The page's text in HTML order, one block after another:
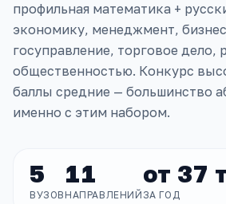
профильная математика +
экономику, менеджмент,
госуправление, торговое дело,
общественностью. Конкурс
баллы средние — большинство
именно с этим набором.
5
ВУЗОВ
11
НАПРАВЛЕНИЙ
от 37
ЗА ГОД